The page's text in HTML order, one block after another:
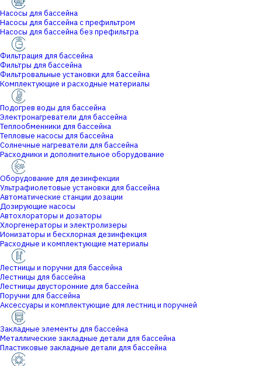
Насосы для бассейна
Насосы для бассейна с префильтром
Насосы для бассейна без префильтра
Фильтрация для бассейна
Фильтры для бассейна
Фильтровальные установки для бассейна
Комплектующие и расходные материалы
Подогрев воды для бассейна
Электронагреватели для бассейна
Теплообменники для бассейна
Тепловые насосы для бассейна
Солнечные нагреватели для бассейна
Расходники и дополнительное оборудование
Оборудование для дезинфекции
Ультрафиолетовые установки для бассейна
Автоматические станции дозации
Дозирующие насосы
Автохлораторы и дозаторы
Хлоргенераторы и электролизеры
Ионизаторы и бесхлорная дезинфекция
Расходные и комплектующие материалы
Лестницы и поручни для бассейна
Лестницы для бассейна
Лестницы двусторонние для бассейна
Поручни для бассейна
Аксессуары и комплектующие для лестниц и поручней
Закладные элементы для бассейна
Металлические закладные детали для бассейна
Пластиковые закладные детали для бассейна